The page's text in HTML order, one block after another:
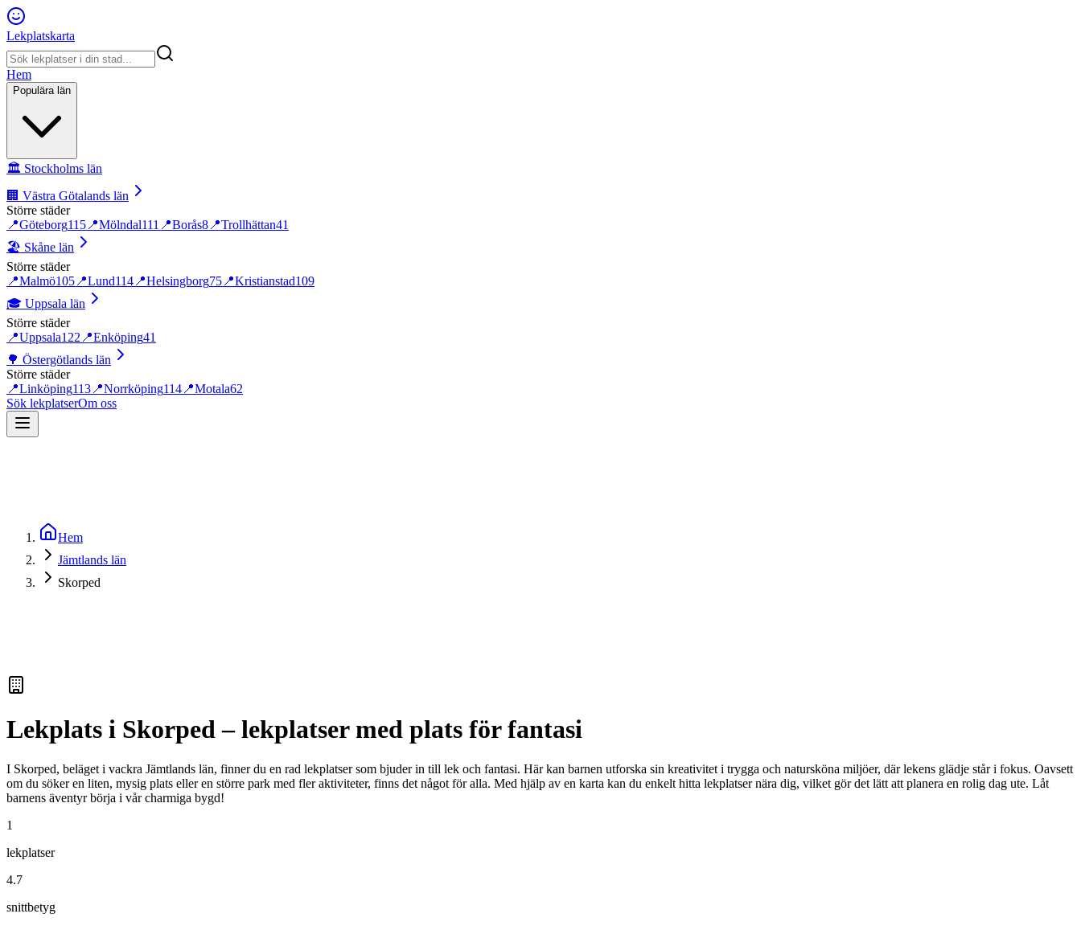
Lekplatskarta
Hem
Populära län
🏛️ Stockholms län
🏢 Västra Götalands län
Större städer
📍Göteborg115 📍Mölndal111 📍Borås8 📍Trollhättan41
🏖️ Skåne län
Större städer
📍Malmö105 📍Lund114 📍Helsingborg75 📍Kristianstad109
🎓 Uppsala län
Större städer
📍Uppsala122 📍Enköping41
🌳 Östergötlands län
Större städer
📍Linköping113 📍Norrköping114 📍Motala62
Sök lekplatserOm oss
Hem
Jämtlands län
Skorped
Lekplats i Skorped – lekplatser med plats för fantasi
I Skorped, beläget i vackra Jämtlands län, finner du en rad lekplatser som bjuder in till lek och fantasi. Här kan barnen utforska sin kreativitet i trygga och natursköna miljöer, där lekens glädje står i fokus. Oavsett
om du söker en liten, mysig plats eller en större park med fler aktiviteter, finns det något för alla. Med hjälp av en karta kan du enkelt hitta lekplatser nära dig, vilket gör det lätt att planera en rolig dag ute. Låt
barnens äventyr börja i vår charmiga bygd!
1
lekplatser
4.7
snittbetyg